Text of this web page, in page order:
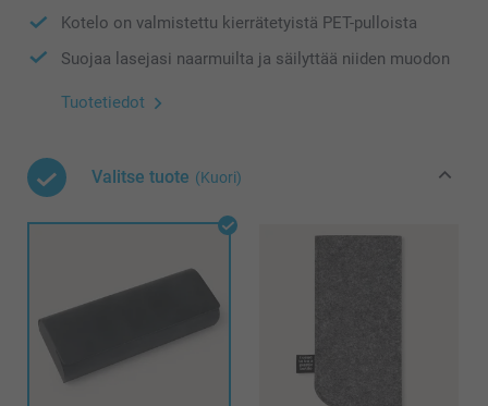
Kotelo on valmistettu kierrätetyistä PET-pulloista
Suojaa lasejasi naarmuilta ja säilyttää niiden muodon
Tuotetiedot
Valitse tuote (Kuori)